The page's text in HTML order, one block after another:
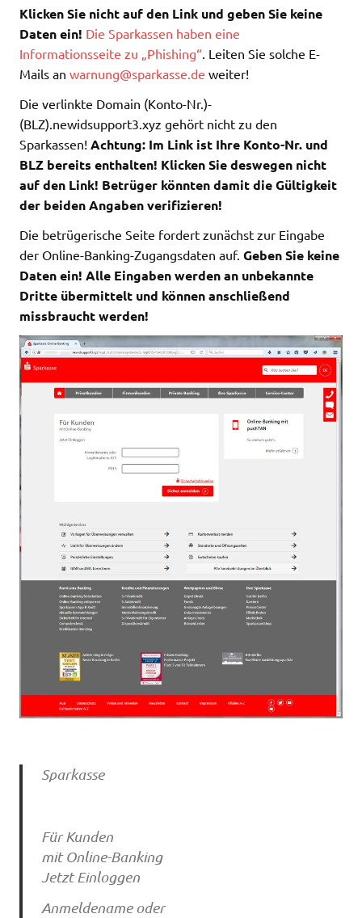
Klicken Sie nicht auf den Link und geben Sie keine
Daten ein! Die Sparkassen haben eine
Informationsseite zu „Phishing“ . Leiten Sie solche E-
Mails an warnung@sparkasse.de weiter!
Die verlinkte Domain (Konto-Nr.)-
(BLZ).newidsupport3.xyz gehört nicht zu den
Sparkassen! Achtung: Im Link ist Ihre Konto-Nr. und
BLZ bereits enthalten! Klicken Sie deswegen nicht
auf den Link! Betrüger könnten damit die Gültigkeit
der beiden Angaben verifizieren!
Die betrügerische Seite fordert zunächst zur Eingabe
der Online-Banking-Zugangsdaten auf. Geben Sie keine
Daten ein! Alle Eingaben werden an unbekannte
Dritte übermittelt und können anschließend
missbraucht werden!
Sparkasse
Für Kunden
mit Online-Banking
Jetzt Einloggen
Anmeldename oder